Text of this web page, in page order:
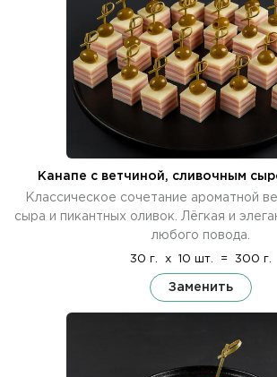
Канапе с ветчиной, сливочным
Классическое сочетание ароматной
сыра и пикантных оливок. Лёгкая и
любого повода.
30 г. x 10 шт. = 300 г.
Заменить